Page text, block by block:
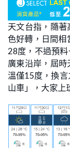
天文台指，隨
色好轉，日間
28度，不過預
廣東沿岸，屆
溫僅15度，換
山車」，大家上